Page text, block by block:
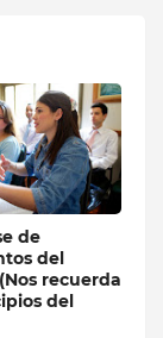
de
del
recuerda
del